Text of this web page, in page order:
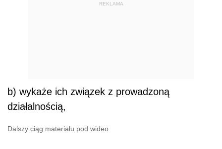
REKLAMA
b) wykaże ich związek z prowadzoną
działalnością,
Dalszy ciąg materiału pod wideo